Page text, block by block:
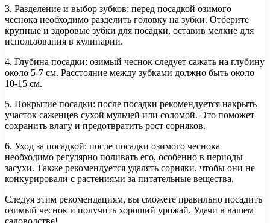
3. Разделение и выбор зубков: перед посадкой озимого
чеснока необходимо разделить головку на зубки. Отберите
крупные и здоровые зубки для посадки, оставив мелкие для
использования в кулинарии.
4. Глубина посадки: озимый чеснок следует сажать на глубину
около 5-7 см. Расстояние между зубками должно быть около
10-15 см.
5. Покрытие посадки: после посадки рекомендуется накрыть
участок саженцев сухой мульчей или соломой. Это поможет
сохранить влагу и предотвратить рост сорняков.
6. Уход за посадкой: после посадки озимого чеснока
необходимо регулярно поливать его, особенно в периоды
засухи. Также рекомендуется удалять сорняки, чтобы они не
конкурировали с растениями за питательные вещества.
Следуя этим рекомендациям, вы сможете правильно посадить
озимый чеснок и получить хороший урожай. Удачи в вашем
садоводстве!